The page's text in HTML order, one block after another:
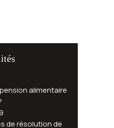
alimentaire
de résolution de